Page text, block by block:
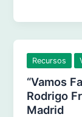
Recursos
“Vamos
Rodrigo
Madrid